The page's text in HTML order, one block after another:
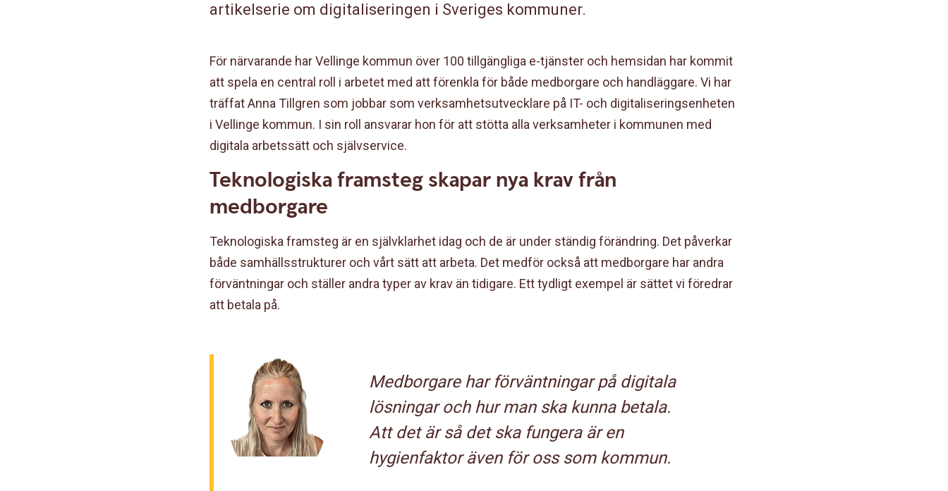
artikelserie om digitaliseringen i Sveriges kommuner.
För närvarande har Vellinge kommun över 100 tillgängliga e-tjänster och hemsidan har kommit
att spela en central roll i arbetet med att förenkla för både medborgare och handläggare. Vi har
träffat Anna Tillgren som jobbar som verksamhetsutvecklare på IT- och digitaliseringsenheten
i Vellinge kommun. I sin roll ansvarar hon för att stötta alla verksamheter i kommunen med
digitala arbetssätt och självservice.
Teknologiska framsteg skapar nya krav från
medborgare
Teknologiska framsteg är en självklarhet idag och de är under ständig förändring. Det påverkar
både samhällsstrukturer och vårt sätt att arbeta. Det medför också att medborgare har andra
förväntningar och ställer andra typer av krav än tidigare. Ett tydligt exempel är sättet vi föredrar
att betala på.
Medborgare har förväntningar på digitala
lösningar och hur man ska kunna betala.
Att det är så det ska fungera är en
hygienfaktor även för oss som kommun.